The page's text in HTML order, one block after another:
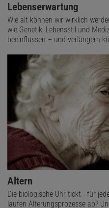
Lebenserwartung
Wie alt können wir wirklich
wie Genetik, Lebensstil und
beeinflussen – und verlängern
Altern
Die biologische Uhr tickt - für
laufen Alterungsprozesse ab?